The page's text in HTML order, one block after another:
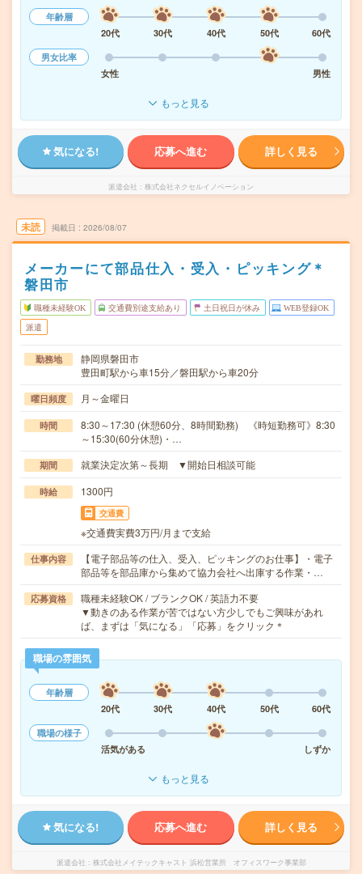
年齢層
20代
30代 40代 50代
60代
男女比率
女性
男性
もっと見る
気になる! 応募へ進む 詳しく見る
派遣会社 株式会社ネクセルイノベーション
未読 掲載日 2026/08/07
メーカーにて部品仕入・受入・ピッキング＊
磐田市
職種未経験OK 交通費別途支給あり 土日祝日が休み WEB登録OK
派遣
勤務地
静岡県磐田市
豊田町駅から車15分／磐田駅から車20分
曜日頻度 月～金曜日
時間
8:30～17:30 (休憩60分、8時間勤務) 《時短勤務可》8:30
～15:30(60分休憩)・…
期間 就業決定次第～長期 ▼開始日相談可能
時給 1300円
交通費
※交通費実費3万円/月まで支給
仕事内容
【電子部品等の仕入、受入、ピッキングのお仕事】・電子
部品等を部品庫から集めて協力会社へ出庫する作業・…
応募資格
職種未経験OK / ブランクOK / 英語力不要
▼動きのある作業が苦ではない方少しでもご興味があれ
ば、まずは「気になる」「応募」をクリック＊
職場の雰囲気
年齢層
20代
30代 40代 50代
60代
職場の様子
活気がある
しずか
もっと見る
気になる! 応募へ進む 詳しく見る
派遣会社 株式会社メイテックキャスト 浜松営業所 オフィスワーク事業部